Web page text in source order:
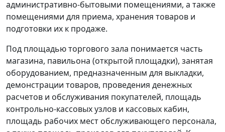
административно-бытовыми помещениями, а также
помещениями для приема, хранения товаров и
подготовки их к продаже.
Под площадью торгового зала понимается часть
магазина, павильона (открытой площадки), занятая
оборудованием, предназначенным для выкладки,
демонстрации товаров, проведения денежных
расчетов и обслуживания покупателей, площадь
контрольно-кассовых узлов и кассовых кабин,
площадь рабочих мест обслуживающего персонала,